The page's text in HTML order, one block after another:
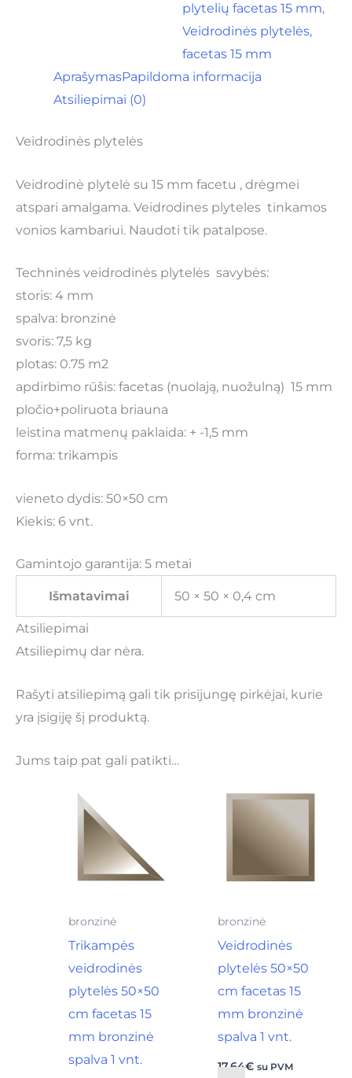
plytelių facetas 15 mm,
Veidrodinės plytelės,
facetas 15 mm
AprašymasPapildoma informacija
Atsiliepimai (0)
Veidrodinės plytelės
Veidrodinė plytelė su 15 mm facetu , drėgmei
atspari amalgama. Veidrodines plyteles tinkamos
vonios kambariui. Naudoti tik patalpose.
Techninės veidrodinės plytelės savybės:
storis: 4 mm
spalva: bronzinė
svoris: 7,5 kg
plotas: 0.75 m2
apdirbimo rūšis: facetas (nuolają, nuožulną) 15 mm
pločio+poliruota briauna
leistina matmenų paklaida: + -1,5 mm
forma: trikampis
vieneto dydis: 50×50 cm
Kiekis: 6 vnt.
Gamintojo garantija: 5 metai
Išmatavimai 50 × 50 × 0,4 cm
Atsiliepimai
Atsiliepimų dar nėra.
Rašyti atsiliepimą gali tik prisijungę pirkėjai, kurie
yra įsigiję šį produktą.
Jums taip pat gali patikti…
bronzinė
Trikampės
veidrodinės
plytelės 50×50
cm facetas 15
mm bronzinė
spalva 1 vnt.
bronzinė
Veidrodinės
plytelės 50×50
cm facetas 15
mm bronzinė
spalva 1 vnt.
17,64€ su PVM